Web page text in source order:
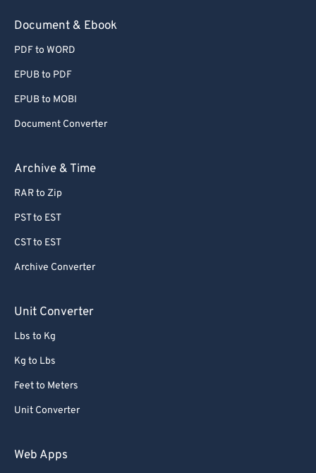
Document & Ebook
PDF to WORD
EPUB to PDF
EPUB to MOBI
Document Converter
Archive & Time
RAR to Zip
PST to EST
CST to EST
Archive Converter
Unit Converter
Lbs to Kg
Kg to Lbs
Feet to Meters
Unit Converter
Web Apps